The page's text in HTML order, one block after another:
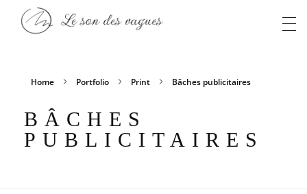
Home Portfolio Print Bâches publicitaires
BÂCHES
PUBLICITAIRES